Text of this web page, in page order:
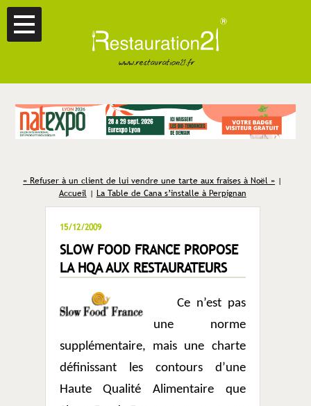
« Refuser à un client de lui vendre une tarte aux fraises à Noël » |
Accueil | La Table de Cana s’installe à Perpignan
15/12/2009
SLOW FOOD FRANCE PROPOSE
LA HQA AUX RESTAURATEURS
Ce n’est pas
une norme
supplémentaire, mais une charte
définissant les contours d’une
Haute Qualité Alimentaire que